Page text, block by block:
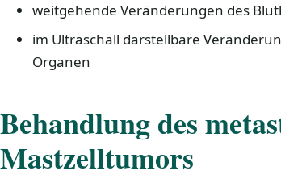
weitgehende Veränderungen des
im Ultraschall darstellbare
Organen
Behandlung des
Mastzelltumors